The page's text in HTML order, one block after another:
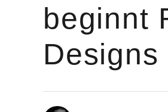
beginnt
Designs